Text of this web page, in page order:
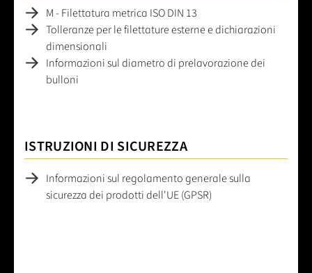
M - Filettatura metrica ISO DIN 13
Tolleranze per le filettature esterne e dichiarazioni
dimensionali
Informazioni sul diametro di prelavorazione dei
bulloni
ISTRUZIONI DI SICUREZZA
Informazioni sul regolamento generale sulla
sicurezza dei prodotti dell'UE (GPSR)